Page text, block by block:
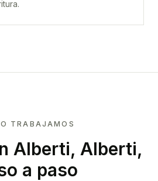
TRABAJAMOS
Alberti, Alberti,
a paso